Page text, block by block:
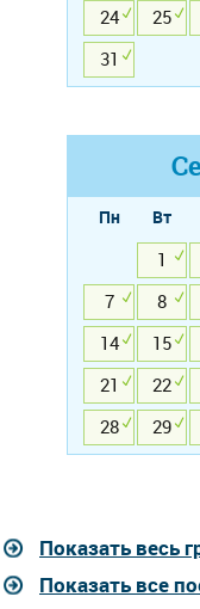
24
25
31
Пн Вт
1
7
8
14
15
21
22
28
29
Показать весь
Показать все